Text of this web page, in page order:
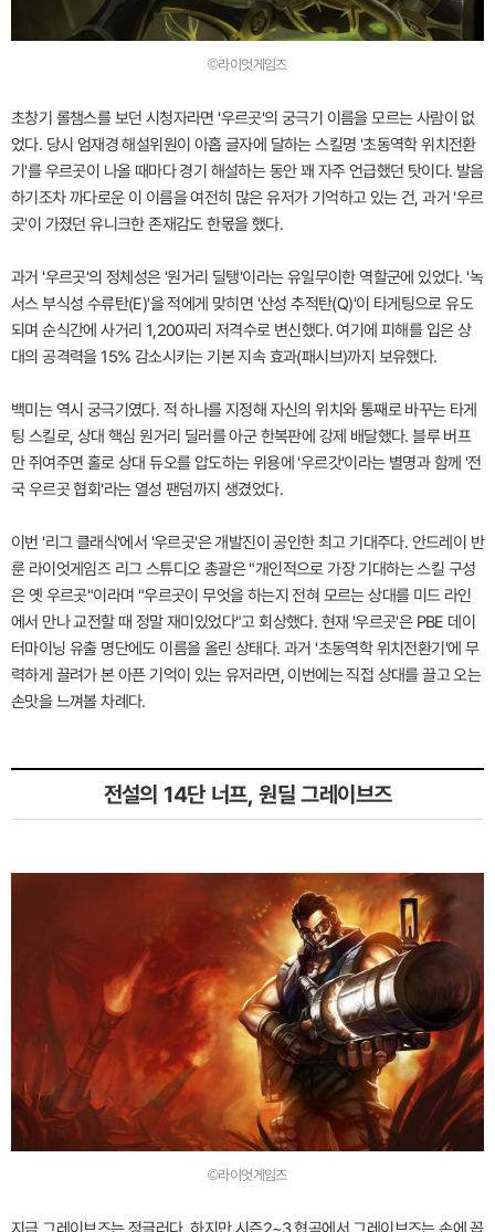
©라이엇게임즈
초창기 롤챔스를 보던 시청자라면 '우르곳'의 궁극기 이름을 모르는 사람이 없
었다. 당시 엄재경 해설위원이 아홉 글자에 달하는 스킬명 '초동역학 위치전환
기'를 우르곳이 나올 때마다 경기 해설하는 동안 꽤 자주 언급했던 탓이다. 발음
하기조차 까다로운 이 이름을 여전히 많은 유저가 기억하고 있는 건, 과거 '우르
곳'이 가졌던 유니크한 존재감도 한몫을 했다.
과거 '우르곳'의 정체성은 '원거리 딜탱'이라는 유일무이한 역할군에 있었다. '녹
서스 부식성 수류탄(E)'을 적에게 맞히면 '산성 추적탄(Q)'이 타게팅으로 유도
되며 순식간에 사거리 1,200짜리 저격수로 변신했다. 여기에 피해를 입은 상
대의 공격력을 15% 감소시키는 기본 지속 효과(패시브)까지 보유했다.
백미는 역시 궁극기였다. 적 하나를 지정해 자신의 위치와 통째로 바꾸는 타게
팅 스킬로, 상대 핵심 원거리 딜러를 아군 한복판에 강제 배달했다. 블루 버프
만 쥐여주면 홀로 상대 듀오를 압도하는 위용에 '우르갓'이라는 별명과 함께 '전
국 우르곳 협회'라는 열성 팬덤까지 생겼었다.
이번 '리그 클래식'에서 '우르곳'은 개발진이 공인한 최고 기대주다. 안드레이 반
룬 라이엇게임즈 리그 스튜디오 총괄은 "개인적으로 가장 기대하는 스킬 구성
은 옛 우르곳"이라며 "우르곳이 무엇을 하는지 전혀 모르는 상대를 미드 라인
에서 만나 교전할 때 정말 재미있었다"고 회상했다. 현재 '우르곳'은 PBE 데이
터마이닝 유출 명단에도 이름을 올린 상태다. 과거 '초동역학 위치전환기'에 무
력하게 끌려가 본 아픈 기억이 있는 유저라면, 이번에는 직접 상대를 끌고 오는
손맛을 느껴볼 차례다.
전설의 14단 너프, 원딜 그레이브즈
©라이엇게임즈